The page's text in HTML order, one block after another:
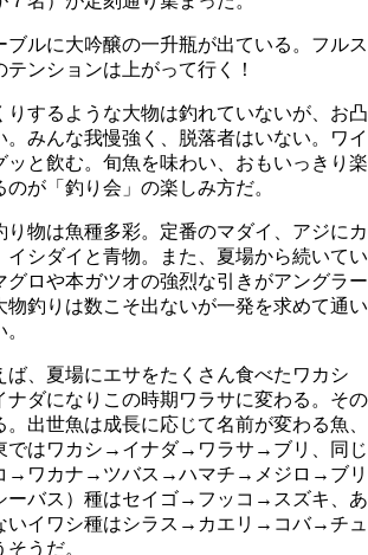
ブルに大吟醸の一升瓶が出ている。フルス
テンションは上がって行く！
りするような大物は釣れていないが、お凸
。みんな我慢強く、脱落者はいない。ワイ
ッと飲む。旬魚を味わい、おもいっきり楽
が「釣り会」の楽しみ方だ。
り物は魚種多彩。定番のマダイ、アジにカ
イシダイと青物。また、夏場から続いてい
グロや本ガツオの強烈な引きがアングラー
物釣りは数こそ出ないが一発を求めて通い
ば、夏場にエサをたくさん食べたワカシ
ナダになりこの時期ワラサに変わる。その
出世魚は成長に応じて名前が変わる魚、
ではワカシ→イナダ→ワラサ→ブリ、同じ
→ワカナ→ツバス→ハマチ→メジロ→ブリ
ーバス）種はセイゴ→フッコ→スズキ、あ
いイワシ種はシラス→カエリ→コバ→チュ
うだ。